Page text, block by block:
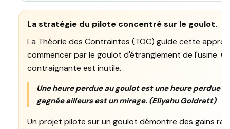
La stratégie du pilote concentré sur le goulot.
La Théorie des Contraintes (TOC) guide cette
commencer par le goulot d'étranglement de l'usine.
contraignante est inutile.
Une heure perdue au goulot est une heure perdue
gagnée ailleurs est un mirage. (Eliyahu Goldratt)
Un projet pilote sur un goulot démontre des gains